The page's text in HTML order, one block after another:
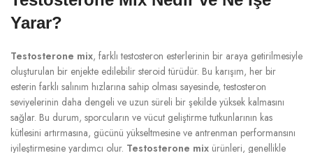
Yarar?
Testosterone mix, farklı testosteron esterlerinin bir araya getirilmesiyle
oluşturulan bir enjekte edilebilir steroid türüdür. Bu karışım, her bir
esterin farklı salınım hızlarına sahip olması sayesinde, testosteron
seviyelerinin daha dengeli ve uzun süreli bir şekilde yüksek kalmasını
sağlar. Bu durum, sporcuların ve vücut geliştirme tutkunlarının kas
kütlesini artırmasına, gücünü yükseltmesine ve antrenman performansını
iyileştirmesine yardımcı olur. Testosterone mix ürünleri, genellikle